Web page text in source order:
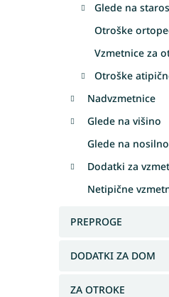
Glede na
Otroške
Vzmetnice za
Otroške
Nadvzmetnice
Glede na višino
Glede na
Dodatki za
Netipične
PREPROGE
DODATKI ZA DOM
ZA OTROKE